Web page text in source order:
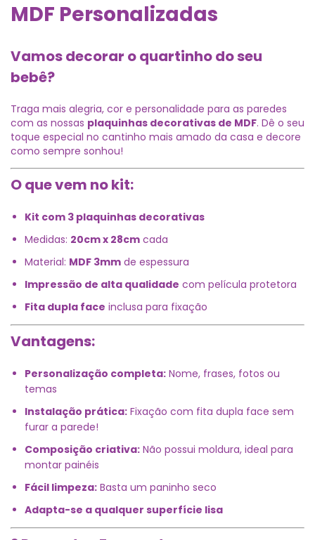
MDF Personalizadas
Vamos decorar o quartinho do seu
bebê?
Traga mais alegria, cor e personalidade para as paredes
com as nossas plaquinhas decorativas de MDF. Dê o seu
toque especial no cantinho mais amado da casa e decore
como sempre sonhou!
O que vem no kit:
Kit com 3 plaquinhas decorativas
Medidas: 20cm x 28cm cada
Material: MDF 3mm de espessura
Impressão de alta qualidade com película protetora
Fita dupla face inclusa para fixação
Vantagens:
Personalização completa: Nome, frases, fotos ou
temas
Instalação prática: Fixação com fita dupla face sem
furar a parede!
Composição criativa: Não possui moldura, ideal para
montar painéis
Fácil limpeza: Basta um paninho seco
Adapta-se a qualquer superfície lisa